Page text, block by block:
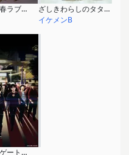
やはり俺の青春ラブコメはまちがっている。完
ざしきわらしのタタミちゃん
イケメンB
池袋ウエストゲートパーク